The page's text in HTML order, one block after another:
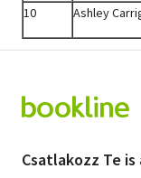
10 Ashley
Csatlakozz Te